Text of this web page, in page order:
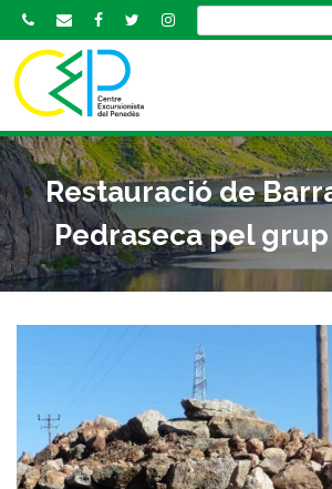
k
o
c
o
n
t
e
Restauració de
Pedraseca pel grup